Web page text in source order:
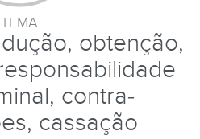
TEMA
obtenção,
contra-
cassação